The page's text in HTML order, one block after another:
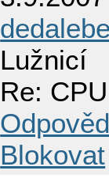
Lužnicí
Re:
Blokovat